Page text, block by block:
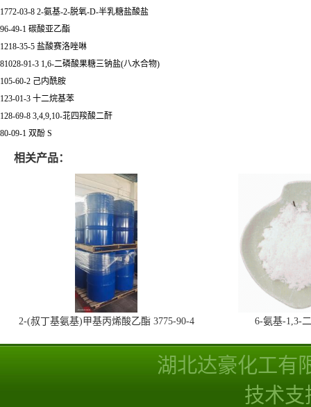
1772-03-8 2-氨基-2-脱氧-D-半乳糖盐酸盐
96-49-1 碳酸亚乙酯
1218-35-5 盐酸赛洛唑啉
81028-91-3 1,6-二磷酸果糖三钠盐(八水合物)
105-60-2 己内酰胺
123-01-3 十二烷基苯
128-69-8 3,4,9,10-苝四羧酸二酐
80-09-1 双酚 S
相关产品：
2-(叔丁基氨基)甲基丙烯酸乙酯 3775-90-4 6-氨基-1,3-
湖北达豪化工有
技术